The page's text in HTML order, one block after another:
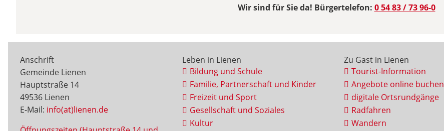
Wir sind für Sie da! Bürgertelefon: 0 54 83 / 73 96-0
Anschrift
Gemeinde Lienen
Hauptstraße 14
49536 Lienen
E-Mail: info(at)lienen.de
Leben in Lienen
Bildung und Schule
Familie, Partnerschaft und Kinder
Freizeit und Sport
Gesellschaft und Soziales
Kultur
Zu Gast in Lienen
Tourist-Information
Angebote online buchen
digitale Ortsrundgänge
Radfahren
Wandern